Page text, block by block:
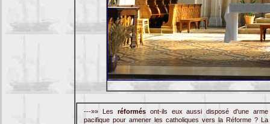
---»» Les réformésont-ils eux aussi disposé d'une arme
pacifique pour amener les catholiques vers la Réforme ? La